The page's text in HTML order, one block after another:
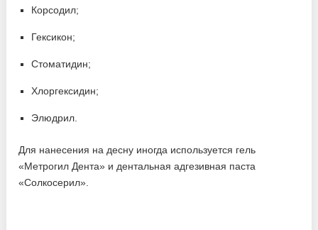
Корсодил;
Гексикон;
Стоматидин;
Хлоргексидин;
Элюдрил.
Для нанесения на десну иногда используется гель
«Метрогил Дента» и дентальная адгезивная паста
«Солкосерил».